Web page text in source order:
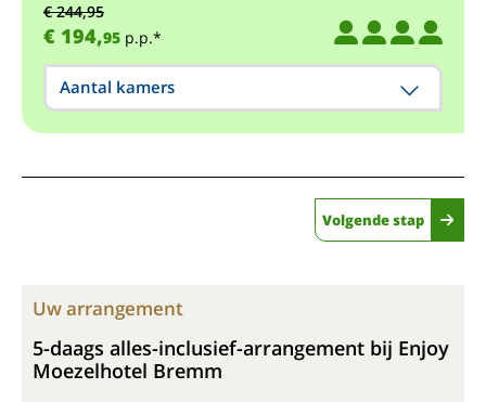
€ 244,95
€ 194,95 p.p.*
Aantal kamers
Volgende stap
Uw arrangement
5-daags alles-inclusief-arrangement bij Enjoy
Moezelhotel Bremm